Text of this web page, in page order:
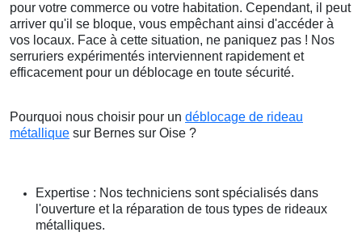
pour votre commerce ou votre habitation. Cependant, il peut
arriver qu'il se bloque, vous empêchant ainsi d'accéder à
vos locaux. Face à cette situation, ne paniquez pas ! Nos
serruriers expérimentés interviennent rapidement et
efficacement pour un déblocage en toute sécurité.
Pourquoi nous choisir pour un déblocage de rideau
métallique sur Bernes sur Oise ?
Expertise : Nos techniciens sont spécialisés dans
l'ouverture et la réparation de tous types de rideaux
métalliques.